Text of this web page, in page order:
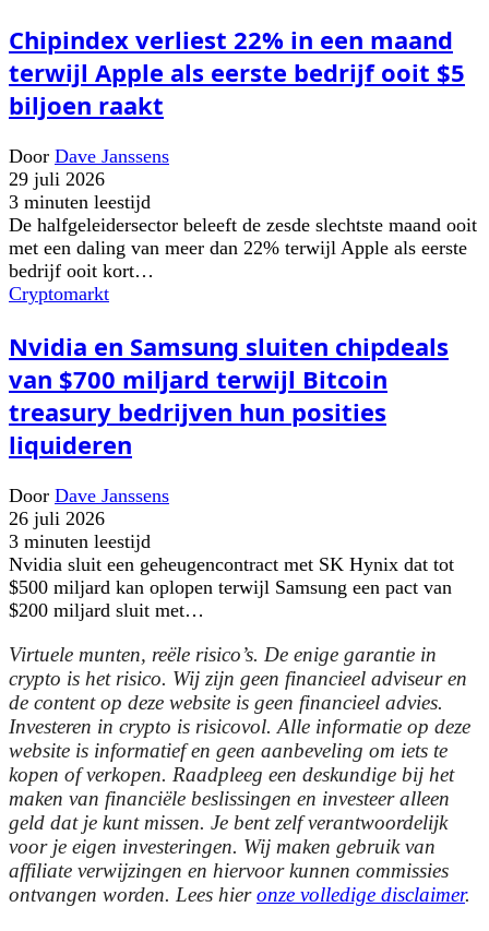
Chipindex verliest 22% in een maand
terwijl Apple als eerste bedrijf ooit $5
biljoen raakt
Door Dave Janssens
29 juli 2026
3 minuten leestijd
De halfgeleidersector beleeft de zesde slechtste maand ooit
met een daling van meer dan 22% terwijl Apple als eerste
bedrijf ooit kort…
Cryptomarkt
Nvidia en Samsung sluiten chipdeals
van $700 miljard terwijl Bitcoin
treasury bedrijven hun posities
liquideren
Door Dave Janssens
26 juli 2026
3 minuten leestijd
Nvidia sluit een geheugencontract met SK Hynix dat tot
$500 miljard kan oplopen terwijl Samsung een pact van
$200 miljard sluit met…
Virtuele munten, reële risico’s. De enige garantie in
crypto is het risico. Wij zijn geen financieel adviseur en
de content op deze website is geen financieel advies.
Investeren in crypto is risicovol. Alle informatie op deze
website is informatief en geen aanbeveling om iets te
kopen of verkopen. Raadpleeg een deskundige bij het
maken van financiële beslissingen en investeer alleen
geld dat je kunt missen. Je bent zelf verantwoordelijk
voor je eigen investeringen. Wij maken gebruik van
affiliate verwijzingen en hiervoor kunnen commissies
ontvangen worden. Lees hieronze volledige disclaimer.